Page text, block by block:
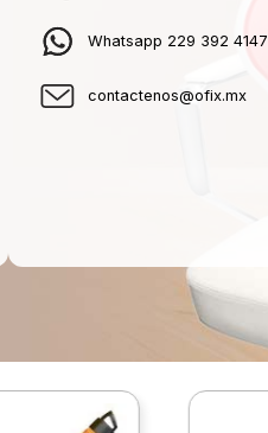
Whatsapp 229 392 4147
contactenos@ofix.mx